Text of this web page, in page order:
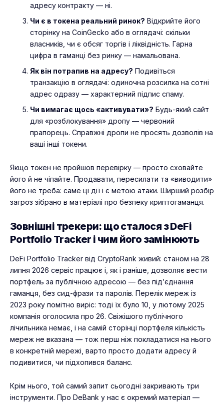
адресу контракту — ні.
Чи є в токена реальний ринок? Відкрийте його
сторінку на CoinGecko або в оглядачі: скільки
власників, чи є обсяг торгів і ліквідність. Гарна
цифра в гаманці без ринку — намальована.
Як він потрапив на адресу? Подивіться
транзакцію в оглядачі: одиночна розсилка на сотні
адрес одразу — характерний підпис спаму.
Чи вимагає щось «активувати»? Будь-який сайт
для «розблокування» дропу — червоний
прапорець. Справжні дропи не просять дозволів на
ваші інші токени.
Якщо токен не пройшов перевірку — просто сховайте
його й не чіпайте. Продавати, пересилати та «виводити»
його не треба: саме ці дії і є метою атаки. Ширший розбір
загроз зібрано в матеріалі про безпеку криптогаманця.
Зовнішні трекери: що сталося з DeFi
Portfolio Tracker і чим його замінюють
DeFi Portfolio Tracker від CryptoRank живий: станом на 28
липня 2026 сервіс працює і, як і раніше, дозволяє вести
портфель за публічною адресою — без під’єднання
гаманця, без сид-фрази та паролів. Перелік мереж із
2023 року помітно виріс: тоді їх було 10, у лютому 2025
компанія оголосила про 26. Свіжішого публічного
лічильника немає, і на самій сторінці портфеля кількість
мереж не вказана — тож перш ніж покладатися на нього
в конкретній мережі, варто просто додати адресу й
подивитися, чи підхопився баланс.
Крім нього, той самий запит сьогодні закривають три
інструменти. Про DeBank у нас є окремий матеріал —